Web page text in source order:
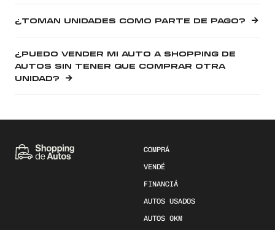
¿TOMAN UNIDADES COMO PARTE DE PAGO?
¿PUEDO VENDER MI AUTO A SHOPPING DE
AUTOS SIN TENER QUE COMPRAR OTRA
UNIDAD?
COMPRÁ
VENDÉ
FINANCIÁ
AUTOS USADOS
AUTOS 0KM